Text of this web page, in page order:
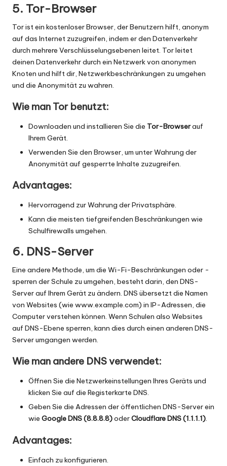
5. Tor-Browser
Tor ist ein kostenloser Browser, der Benutzern hilft, anonym
auf das Internet zuzugreifen, indem er den Datenverkehr
durch mehrere Verschlüsselungsebenen leitet. Tor leitet
deinen Datenverkehr durch ein Netzwerk von anonymen
Knoten und hilft dir, Netzwerkbeschränkungen zu umgehen
und die Anonymität zu wahren.
Wie man Tor benutzt:
Downloaden und installieren Sie die Tor-Browserauf
Ihrem Gerät.
Verwenden Sie den Browser, um unter Wahrung der
Anonymität auf gesperrte Inhalte zuzugreifen.
Advantages:
Hervorragend zur Wahrung der Privatsphäre.
Kann die meisten tiefgreifenden Beschränkungen wie
Schulfirewalls umgehen.
6. DNS-Server
Eine andere Methode, um die Wi-Fi-Beschränkungen oder -
sperren der Schule zu umgehen, besteht darin, den DNS-
Server auf Ihrem Gerät zu ändern. DNS übersetzt die Namen
von Websites (wie www.example.com) in IP-Adressen, die
Computer verstehen können. Wenn Schulen also Websites
auf DNS-Ebene sperren, kann dies durch einen anderen DNS-
Server umgangen werden.
Wie man andere DNS verwendet:
Öffnen Sie die Netzwerkeinstellungen Ihres Geräts und
klicken Sie auf die Registerkarte DNS.
Geben Sie die Adressen der öffentlichen DNS-Server ein
wie Google DNS (8.8.8.8)oderCloudflare DNS (1.1.1.1).
Advantages:
Einfach zu konfigurieren.